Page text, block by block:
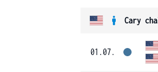
Cary
01.07.